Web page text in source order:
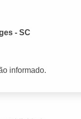
- SC
informado.